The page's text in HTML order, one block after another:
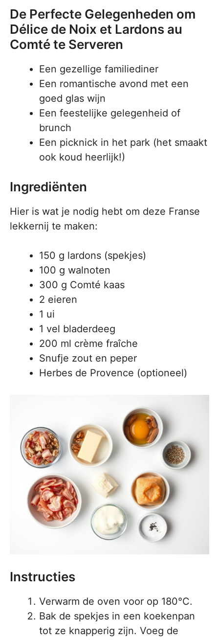
De Perfecte Gelegenheden om
Délice de Noix et Lardons au
Comté te Serveren
Een gezellige familiediner
Een romantische avond met een
goed glas wijn
Een feestelijke gelegenheid of
brunch
Een picknick in het park (het smaakt
ook koud heerlijk!)
Ingrediënten
Hier is wat je nodig hebt om deze Franse
lekkernij te maken:
150 g lardons (spekjes)
100 g walnoten
300 g Comté kaas
2 eieren
1 ui
1 vel bladerdeeg
200 ml crème fraîche
Snufje zout en peper
Herbes de Provence (optioneel)
Instructies
Verwarm de oven voor op 180°C.
Bak de spekjes in een koekenpan
tot ze knapperig zijn. Voeg de